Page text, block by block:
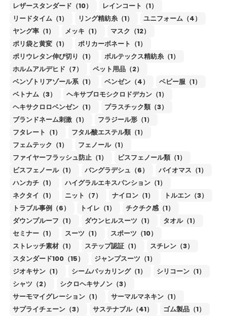
レザースタンダード（10）
レインコート（1）
リードタイム（1）
リング精紡糸（1）
ユニフォーム（4）
ヤング率（1）
メッキ（1）
マスク（12）
ポリ袋と黄変（1）
ポリカーボネート（1）
ポリウレタン伸び切り（1）
ボルテックス精紡糸（1）
ホルムアルデヒド（7）
ペット用品（2）
ベンゾトリアゾール系（1）
ベンゼン（4）
ベビー服（1）
ベトナム（3）
ヘキサブロモシクロドデカン（1）
ヘキサクロロベンゼン（1）
プラスチック類（3）
ブランドネーム刺激（1）
フラジール形（1）
フタレート（1）
フタル酸エステル類（1）
フェムテック（1）
フェノール（1）
ファイヤーフラッシュ防止（1）
ビスフェノール類（1）
ビスフェノール（1）
バングラデシュ（6）
バイオマス（1）
ハンカチ（1）
ハイグラルエキスパンション（1）
ネクタイ（1）
ニット（7） ナイロン（1）
トルエン（3）
トラブル事例（6）
トイレ（1）
チクチク感（1）
ダウンプルーフ（1）
ダウンヒルスーツ（1）
タオル（1）
セミナー（1）
スーツ（1）
スポーツ（10）
ストレッチ素材（1）
ステップ認証（1）
スチレン（3）
スタンダード100（15）
ジャンプスーツ（1）
ジオキサン（1）
シームパッカリング（1）
シリコーン（1）
シャツ（2）
シクロヘキサノン（3）
サーモマイグレーション（1）
サーマルマネキン（1）
サプライチェーン（3）
サステナブル（41）
ゴム製品（1）